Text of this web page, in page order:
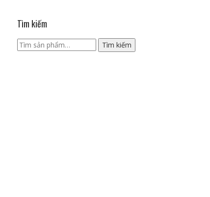
Tìm kiếm
Tìm
kiếm:
Tìm kiếm